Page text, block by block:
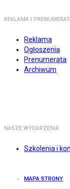
REKLAMA I
Reklama
Ogłoszenia
Prenumerata
Archiwum
NASZE WYDARZENIA
Szkolenia i
MAPA STRONY